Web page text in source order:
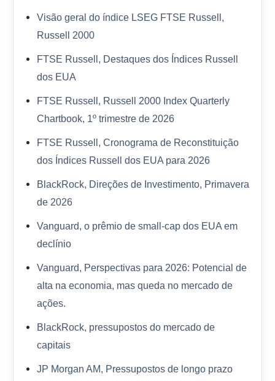
Visão geral do índice LSEG FTSE Russell,
Russell 2000
FTSE Russell, Destaques dos Índices Russell
dos EUA
FTSE Russell, Russell 2000 Index Quarterly
Chartbook, 1º trimestre de 2026
FTSE Russell, Cronograma de Reconstituição
dos Índices Russell dos EUA para 2026
BlackRock, Direções de Investimento, Primavera
de 2026
Vanguard, o prêmio de small-cap dos EUA em
declínio
Vanguard, Perspectivas para 2026: Potencial de
alta na economia, mas queda no mercado de
ações.
BlackRock, pressupostos do mercado de
capitais
JP Morgan AM, Pressupostos de longo prazo